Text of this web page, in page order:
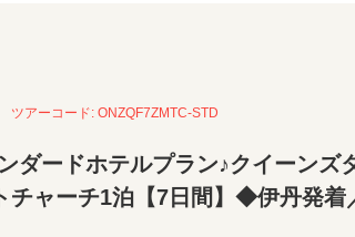
ツアーコード: ONZQF7ZMTC-STD
ードホテルプラン♪クイーンズ
チャーチ1泊【7日間】◆伊丹発